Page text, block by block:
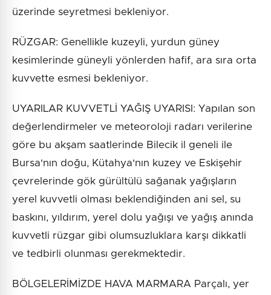
üzerinde seyretmesi bekleniyor.
RÜZGAR: Genellikle kuzeyli, yurdun güney
kesimlerinde güneyli yönlerden hafif, ara sıra orta
kuvvette esmesi bekleniyor.
UYARILAR KUVVETLİ YAĞIŞ UYARISI: Yapılan son
değerlendirmeler ve meteoroloji radarı verilerine
göre bu akşam saatlerinde Bilecik il geneli ile
Bursa'nın doğu, Kütahya'nın kuzey ve Eskişehir
çevrelerinde gök gürültülü sağanak yağışların
yerel kuvvetli olması beklendiğinden ani sel, su
baskını, yıldırım, yerel dolu yağışı ve yağış anında
kuvvetli rüzgar gibi olumsuzluklara karşı dikkatli
ve tedbirli olunması gerekmektedir.
BÖLGELERİMİZDE HAVA MARMARA Parçalı, yer